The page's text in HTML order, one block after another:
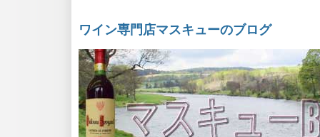
ワイン専門店マスキューのブログ